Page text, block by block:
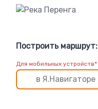
Построить маршрут:
Для мобильных устройств*
в Я.Навигаторе